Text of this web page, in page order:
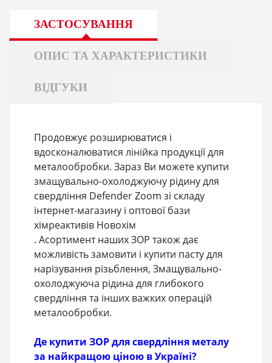
ЗАСТОСУВАННЯ
ОПИС ТА ХАРАКТЕРИСТИКИ
ВІДГУКИ
Продовжує розширюватися і
вдосконалюватися лінійка продукції для
металообробки. Зараз Ви можете купити
змащувально-охолоджуючу рідину для
свердління Defender Zoom зі складу
інтернет-магазину і оптової бази
хімреактивів Новохім
. Асортимент наших ЗОР також дає
можливість замовити і купити пасту для
нарізування різьблення, Змащувально-
охолоджуюча рідина для глибокого
свердління та інших важких операцій
металообробки.
Де купити ЗОР для свердління металу
за найкращою ціною в Україні?